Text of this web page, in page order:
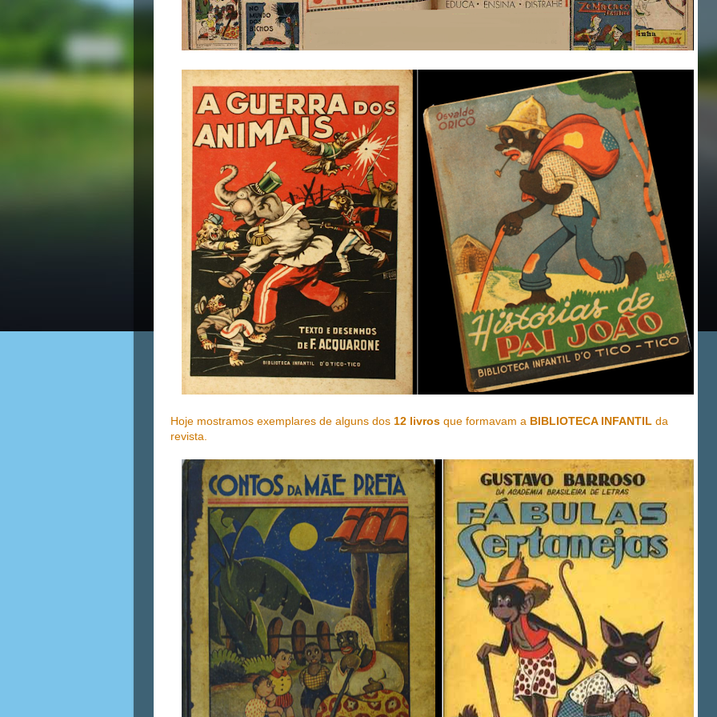
Hoje mostramos exemplares de alguns dos 12 livros que formavam a BIBLIOTECA INFANTIL da
revista.